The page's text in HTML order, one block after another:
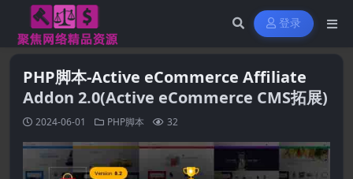
登录
PHP脚本-Active eCommerce Affiliate
Addon 2.0(Active eCommerce CMS拓展)
2024-06-01 PHP脚本 32